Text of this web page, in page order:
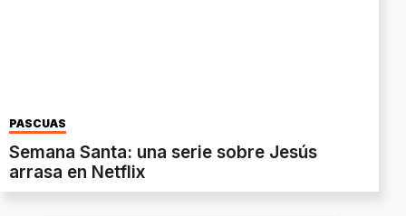
PASCUAS
Semana Santa: una serie sobre Jesús
arrasa en Netflix